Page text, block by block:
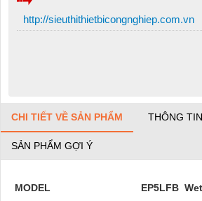
http://sieuthithietbicongnghiep.com.vn
CHI TIẾT VỀ SẢN PHẨM THÔNG
SẢN PHẨM GỢI Ý
MODEL EP5LFB